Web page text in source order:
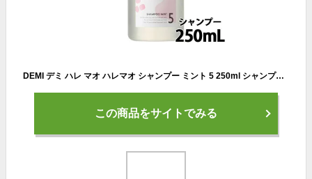
DEMI デミ ハレ マオ ハレマオ シャンプー ミント 5 250ml シャンプー 美容室専売 ミントシャンプー クールシャンプー 冷感シャンプー クール メントール 夏 爽快 涼感 さっぱり 保湿 サラサラ ふんわり 女性 男性 サロン専売品 美容室専売
この商品をサイトでみる